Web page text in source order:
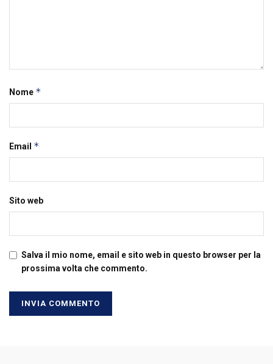
Nome *
Email *
Sito web
Salva il mio nome, email e sito web in questo browser per la
prossima volta che commento.